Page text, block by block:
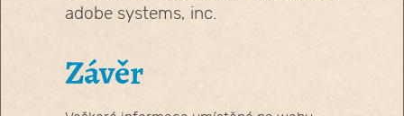
adobe systems, inc.
Závěr